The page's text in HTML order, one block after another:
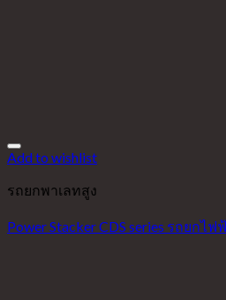
Add to wishlist
รถยกพาเลทสูง
Power Stacker CDS series รถยกไ